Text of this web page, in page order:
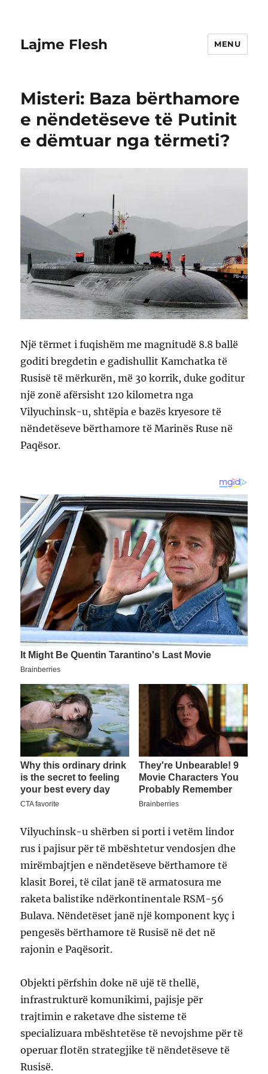
Lajme Flesh MENU
Misteri: Baza bërthamore
e nëndetëseve të Putinit
e dëmtuar nga tërmeti?
Një tërmet i fuqishëm me magnitudë 8.8 ballë
goditi bregdetin e gadishullit Kamchatka të
Rusisë të mërkurën, më 30 korrik, duke goditur
një zonë afërsisht 120 kilometra nga
Vilyuchinsk-u, shtëpia e bazës kryesore të
nëndetëseve bërthamore të Marinës Ruse në
Paqësor.
Vilyuchinsk-u shërben si porti i vetëm lindor
rus i pajisur për të mbështetur vendosjen dhe
mirëmbajtjen e nëndetëseve bërthamore të
klasit Borei, të cilat janë të armatosura me
raketa balistike ndërkontinentale RSM-56
Bulava. Nëndetëset janë një komponent kyç i
pengesës bërthamore të Rusisë në det në
rajonin e Paqësorit.
Objekti përfshin doke në ujë të thellë,
infrastrukturë komunikimi, pajisje për
trajtimin e raketave dhe sisteme të
specializuara mbështetëse të nevojshme për të
operuar flotën strategjike të nëndetëseve të
Rusisë.